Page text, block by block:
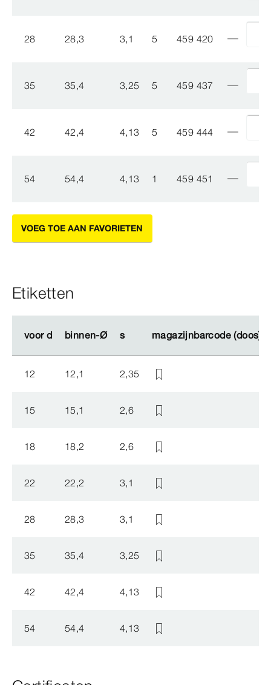
28 28,3 3,1 5 459 420
35 35,4 3,25 5 459 437
42 42,4 4,13 5 459 444
54 54,4 4,13 1 459 451
VOEG TOE AAN FAVORIETEN
Etiketten
voor d binnen-Ø s magazijnbarcode (doos)
voor d binnen-Ø s magazijnbarcode (doos)
12 12,1 2,35
15 15,1 2,6
18 18,2 2,6
22 22,2 3,1
28 28,3 3,1
35 35,4 3,25
42 42,4 4,13
54 54,4 4,13